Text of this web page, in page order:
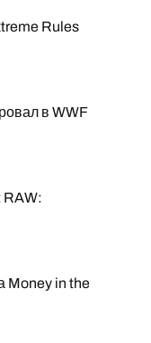
Rules
в WWF
RAW:
Money in the